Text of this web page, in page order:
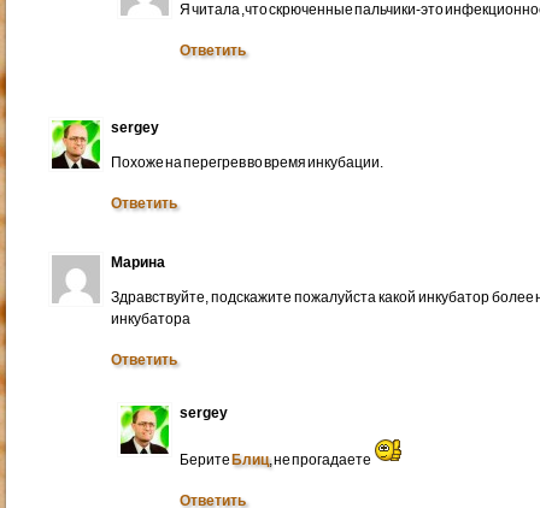
Я читала ,что скрюченные пальчики-это
Ответить
sergey
Похоже на перегрев во время инкубации.
Ответить
Марина
Здравствуйте, подскажите пожалуйста какой инкубатор
инкубатора
Ответить
sergey
Берите Блиц, не прогадаете
Ответить